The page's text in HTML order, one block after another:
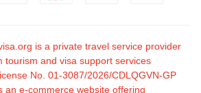
is a private travel service provider
tourism and visa support services
No. 01-3087/2026/CDLQGVN-GP
an e-commerce website offering